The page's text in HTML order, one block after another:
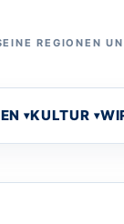
REGIONEN
KULTUR